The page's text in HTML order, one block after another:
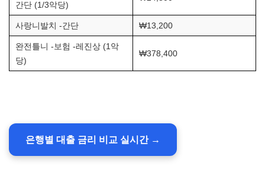
간단 (1/3악당)
사랑니발치 -간단 ₩13,200
완전틀니 -보험 -레진상 (1악
당)
₩378,400
은행별 대출 금리 비교 실시간 →